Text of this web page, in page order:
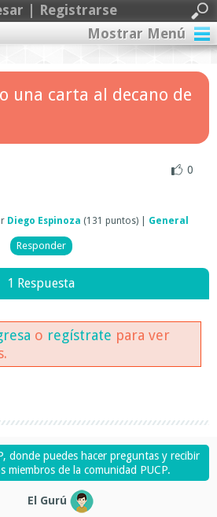
| Registrarse
Mostrar Menú
una carta al decano de
0
Diego Espinoza (131 puntos) General
1 Respuesta
o regístrate para ver
donde puedes hacer preguntas y recibir
miembros de la comunidad PUCP.
El Gurú